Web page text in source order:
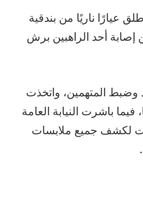
عيارًا ناريًا من بندقية
أحد الراهبين برش
وضبط المتهمين، واتخذت
فيما باشرت النيابة العامة
لكشف جميع ملابسات